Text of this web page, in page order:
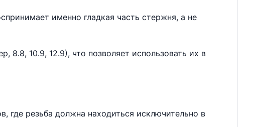
именно гладкая часть стержня, а не
8.8, 10.9, 12.9), что позволяет использовать их в
где резьба должна находиться исключительно в